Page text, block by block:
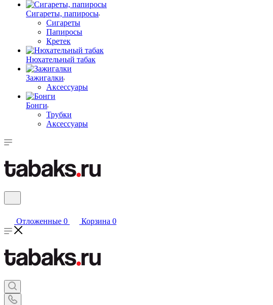
Сигареты, папиросы
Сигареты
Папиросы
Кретек
Нюхательный табак
Зажигалки
Аксессуары
Бонги
Трубки
Аксессуары
Отложенные 0 Корзина 0